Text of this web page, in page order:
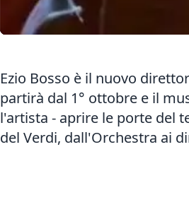
Ezio Bosso è il nuovo
partirà dal 1° ottobre e il
l'artista - aprire le porte del
del Verdi, dall'Orchestra ai